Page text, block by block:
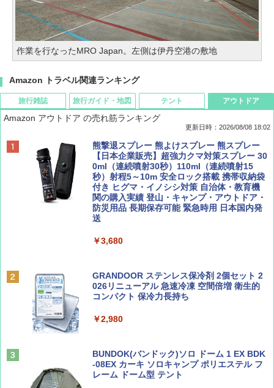
作業を行なったMRO Japan。左側は伊丹空港の敷地
Amazon トラベル関連ランキング
旅行雑誌
BE-PAL(ビ-パル) 2026年 9 月号【特別付録:
SOTO ミニマル"旅"財布 ランダム2種】
￥1,500
ディズニーファン ２０２６年 ９月号 [雑
山と溪谷 2026年8月号「南アルプス大全」
￥1,540
Coyote No.89 特集 星野道夫 夢見る旅
旅行ガイド・地図
D40 地球の歩き方 チェンマイ タイ北部の魅
力的な町 2026～2027 地球の歩き方D アジア
￥2,079
地球の歩き方 スター・ウォーズ
￥2,695
A09 地球の歩き方 イタリア 2026～2027 地
A26 地球の歩き方 チェコ ポーランド スロヴ
テント
[キャンパーズコレクション 山善] ポップアッ
プテント 傘みたいに広げて畳める パッとサ
ッとサンシェード キューブ フルクローズ メ
ッシュ 簡単設置 ワンタッチテント キャンプ
&ハイキング カーキ PATC-150(KH)
￥6,830
PYKES PEAK (パイクスピーク) 着替えテン
ーチ ピクニック ポップアップテント 携帯 簡
易 トイレテント (グレー)
テント ワンタッチ RENEW 幅200 2-3人用 43
500002(88859)
アウトドア
Amazon アウトドア の売れ筋ランキング
更新日時：2026/08/08 18:02
熊撃退スプレー 熊よけスプレー 熊スプレー
【日本企業販売】超強力クマ対策スプレー 30
0ml（連続噴射30秒）110ml（連続噴射15
秒）射程5～10m 安全ロック搭載 携帯収納袋
付き ヒグマ・イノシシ対策 自治体・教育機
関の購入実績 登山・キャンプ・アウトドア・
防災用品 長期保存可能 緊急時用 日本国内発
送
￥3,680
GRANDOOR ステンレス保冷剤 2個セット 2
026リニューアル 急速冷凍 空間倍増 衛生的
コンパクト 保冷力長持ち
￥2,980
BUNDOK(バンドック)ソロ ドーム 1 EX BDK
-08EX カーキ ソロキャンプ ポリエステル フ
レーム ドーム型 テント